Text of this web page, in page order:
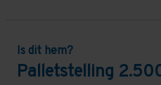
Is dit hem?
Palletstelling